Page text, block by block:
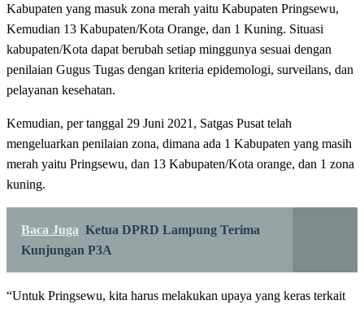
Kabupaten yang masuk zona merah yaitu Kabupaten Pringsewu,
Kemudian 13 Kabupaten/Kota Orange, dan 1 Kuning. Situasi
kabupaten/Kota dapat berubah setiap minggunya sesuai dengan
penilaian Gugus Tugas dengan kriteria epidemologi, surveilans, dan
pelayanan kesehatan.
Kemudian, per tanggal 29 Juni 2021, Satgas Pusat telah
mengeluarkan penilaian zona, dimana ada 1 Kabupaten yang masih
merah yaitu Pringsewu, dan 13 Kabupaten/Kota orange, dan 1 zona
kuning.
Baca Juga Ketua DPRD Lampung Terima
Kunjungan P3A
“Untuk Pringsewu, kita harus melakukan upaya yang keras terkait